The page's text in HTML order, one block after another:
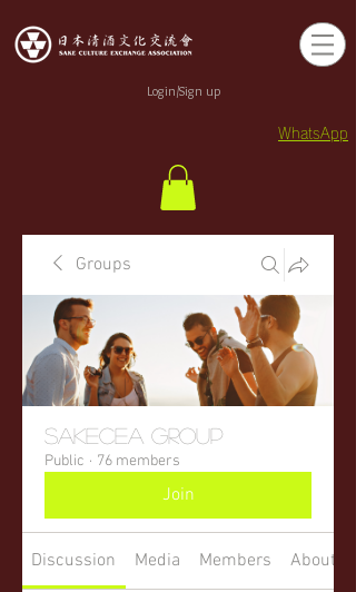
Login/Sign up
WhatsApp
Groups
sakecea Group
Public · 76 members
Join
Discussion Media Members About